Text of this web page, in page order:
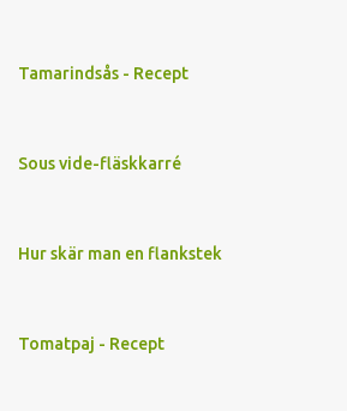
Tamarindsås - Recept
Sous vide-fläskkarré
Hur skär man en flankstek
Tomatpaj - Recept